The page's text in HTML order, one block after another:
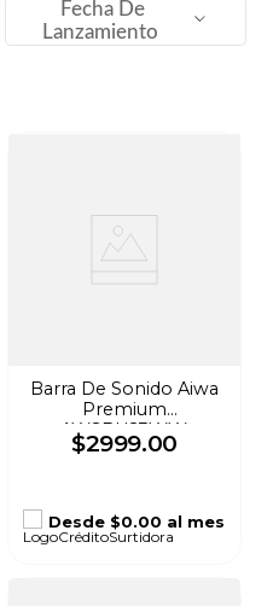
Fecha De
Lanzamiento
Barra De Sonido Aiwa
Premium
AWSBH23WW
$2999.00
Desde $0.00 al mes